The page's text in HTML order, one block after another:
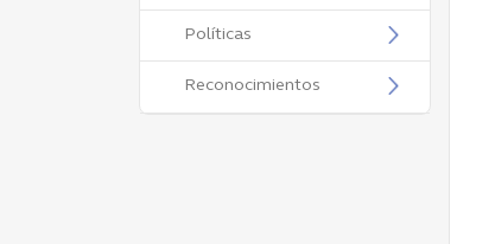
Políticas
Reconocimientos